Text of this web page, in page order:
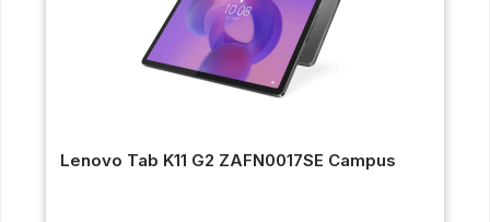
Lenovo Tab K11 G2 ZAFN0017SE Campus